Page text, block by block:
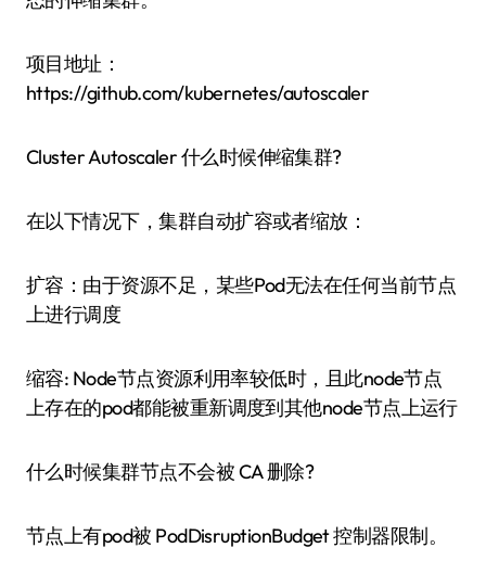
项目地址：
https://github.com/kubernetes/autoscaler
Cluster Autoscaler 什么时候伸缩集群?
在以下情况下，集群自动扩容或者缩放：
扩容：由于资源不足，某些Pod无法在任何当前节点
上进行调度
缩容: Node节点资源利用率较低时，且此node节点
上存在的pod都能被重新调度到其他node节点上运行
什么时候集群节点不会被 CA 删除?
节点上有pod被 PodDisruptionBudget 控制器限制。